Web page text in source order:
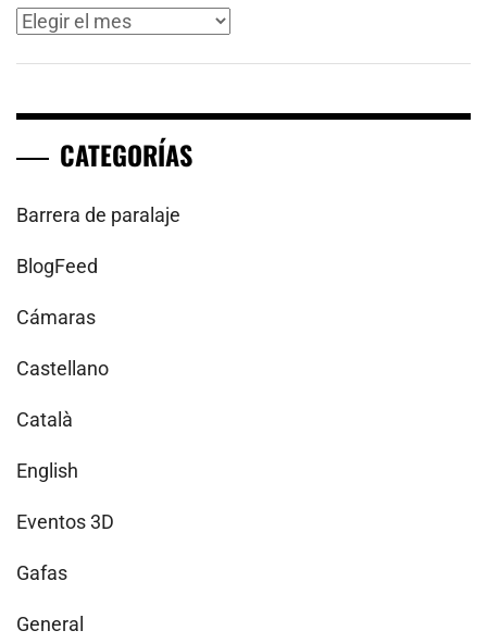
Archivos
CATEGORÍAS
Barrera de paralaje
BlogFeed
Cámaras
Castellano
Català
English
Eventos 3D
Gafas
General